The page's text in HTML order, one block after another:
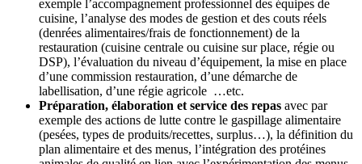
exemple l’accompagnement professionnel des équipes de
cuisine, l’analyse des modes de gestion et des couts réels
(denrées alimentaires/frais de fonctionnement) de la
restauration (cuisine centrale ou cuisine sur place, régie ou
DSP), l’évaluation du niveau d’équipement, la mise en place
d’une commission restauration, d’une démarche de
labellisation, d’une régie agricole …etc.
Préparation, élaboration et service des repas avec par
exemple des actions de lutte contre le gaspillage alimentaire
(pesées, types de produits/recettes, surplus…), la définition du
plan alimentaire et des menus, l’intégration des protéines